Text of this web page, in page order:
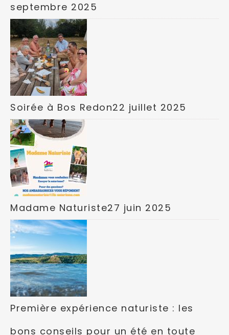
septembre 2025
Soirée à Bos Redon22 juillet 2025
Madame Naturiste27 juin 2025
Première expérience naturiste : les
bons conseils pour un été en toute